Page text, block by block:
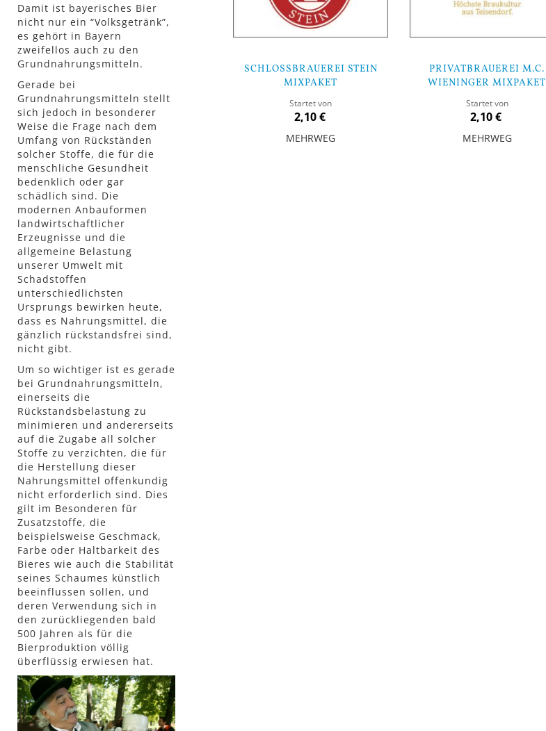
SCHLOSSBRAUEREI STEIN
MIXPAKET
Startet von
2,10 €
MEHRWEG
PRIVATBRAUEREI M.C.
WIENINGER MIXPAKET
Startet von
2,10 €
MEHRWEG
Damit ist bayerisches Bier
nicht nur ein “Volksgetränk”,
es gehört in Bayern
zweifellos auch zu den
Grundnahrungsmitteln.
Gerade bei
Grundnahrungsmitteln stellt
sich jedoch in besonderer
Weise die Frage nach dem
Umfang von Rückständen
solcher Stoffe, die für die
menschliche Gesundheit
bedenklich oder gar
schädlich sind. Die
modernen Anbauformen
landwirtschaftlicher
Erzeugnisse und die
allgemeine Belastung
unserer Umwelt mit
Schadstoffen
unterschiedlichsten
Ursprungs bewirken heute,
dass es Nahrungsmittel, die
gänzlich rückstandsfrei sind,
nicht gibt.
Um so wichtiger ist es gerade
bei Grundnahrungsmitteln,
einerseits die
Rückstandsbelastung zu
minimieren und andererseits
auf die Zugabe all solcher
Stoffe zu verzichten, die für
die Herstellung dieser
Nahrungsmittel offenkundig
nicht erforderlich sind. Dies
gilt im Besonderen für
Zusatzstoffe, die
beispielsweise Geschmack,
Farbe oder Haltbarkeit des
Bieres wie auch die Stabilität
seines Schaumes künstlich
beeinflussen sollen, und
deren Verwendung sich in
den zurückliegenden bald
500 Jahren als für die
Bierproduktion völlig
überflüssig erwiesen hat.